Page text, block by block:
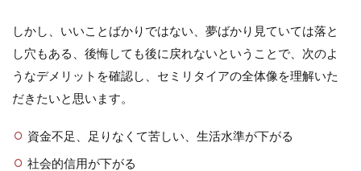
しかし、いいことばかりではない、夢ばかり見ていては落と
し穴もある、後悔しても後に戻れないということで、次のよ
うなデメリットを確認し、セミリタイアの全体像を理解いた
だきたいと思います。
資金不足、足りなくて苦しい、生活水準が下がる
社会的信用が下がる